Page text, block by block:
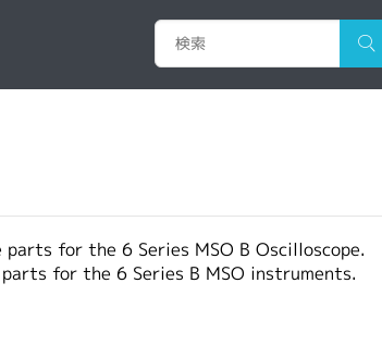
for the 6 Series MSO B Oscilloscope.
for the 6 Series B MSO instruments.